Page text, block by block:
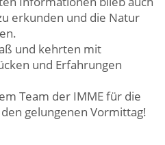
erkunden und die Natur
und kehrten mit
und Erfahrungen
Team der IMME für die
gelungenen Vormittag!